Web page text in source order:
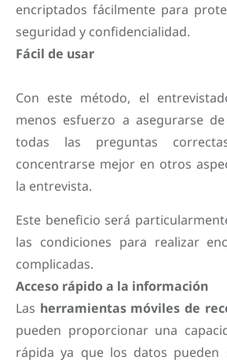
encriptados fácilmente para
seguridad y confidencialidad.
Fácil de usar
Con este método, el
menos esfuerzo a asegurarse
todas las preguntas
concentrarse mejor en otros
la entrevista.
Este beneficio será
las condiciones para realizar
complicadas.
Acceso rápido a la información
Las herramientas móviles de
pueden proporcionar una
rápida ya que los datos pueden